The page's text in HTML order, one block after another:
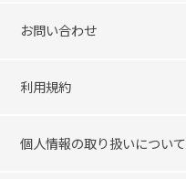
お問い合わせ
利用規約
個人情報の取り扱いについて